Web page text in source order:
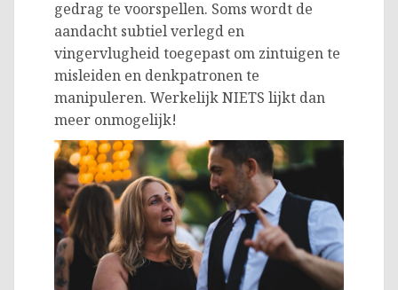
gedrag te voorspellen. Soms wordt de
aandacht subtiel verlegd en
vingervlugheid toegepast om zintuigen te
misleiden en denkpatronen te
manipuleren. Werkelijk NIETS lijkt dan
meer onmogelijk!